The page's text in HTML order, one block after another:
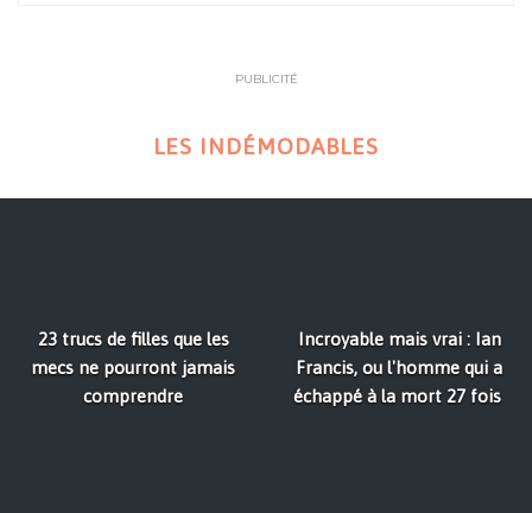
PUBLICITÉ
LES INDÉMODABLES
23 trucs de filles que les
mecs ne pourront jamais
comprendre
Incroyable mais vrai : Ian
Francis, ou l'homme qui a
échappé à la mort 27 fois